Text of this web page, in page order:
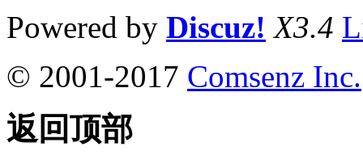
Powered by Discuz! X3.4
© 2001-2017 Comsenz Inc.
返回顶部